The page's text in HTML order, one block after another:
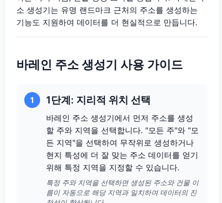
소 생성기는 유명 랜드마크 근처의 주소를 생성하는
기능도 지원하여 데이터를 더 현실적으로 만듭니다.
바레인 주소 생성기 사용 가이드
1 1단계: 지리적 위치 선택
바레인 주소 생성기에서 먼저 주소를 생성
할 주와 지역을 선택합니다. "모든 주"와 "모
든 지역"을 선택하여 무작위로 생성하거나
현지 특성에 더 잘 맞는 주소 데이터를 얻기
위해 특정 지역을 지정할 수 있습니다.
특정 주와 지역을 선택하면 생성된 주소와 건물 이
름이 자동으로 해당 지역과 일치하여 데이터의 진